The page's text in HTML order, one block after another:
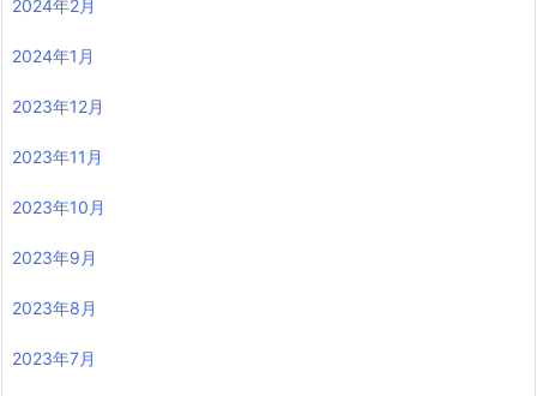
2024年2月
2024年1月
2023年12月
2023年11月
2023年10月
2023年9月
2023年8月
2023年7月